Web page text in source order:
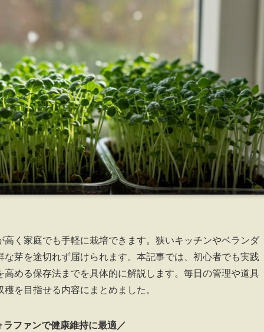
く家庭でも手軽に栽培できます。狭いキッチンやベランダ
芽を途切れず届けられます。本記事では、初心者でも実践
める保存法までを具体的に解説します。毎日の管理や道具
を目指せる内容にまとめました。
ファンで健康維持に最適／